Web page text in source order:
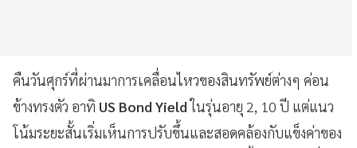
คืนวันศุกร์ที่ผ่านมาการเคลื่อนไหวของสินทรัพย์ต่างๆ ค่อน
ข้างทรงตัว อาทิ US Bond Yieldในรุ่นอายุ 2, 10 ปี แต่แนว
โน้มระยะสั้นเริ่มเห็นการปรับขึ้นและสอดคล้องกับแข็งค่าของ